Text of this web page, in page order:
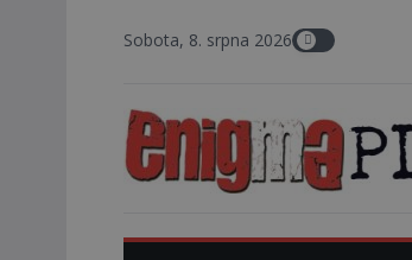
Sobota, 8. srpna 20268. srpna 2008